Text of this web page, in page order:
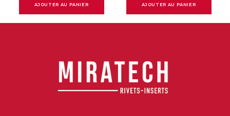
AJOUTER AU PANIER AJOUTER AU PANIER